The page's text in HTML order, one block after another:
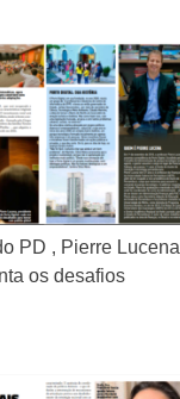
PD , Pierre Lucena
os desafios